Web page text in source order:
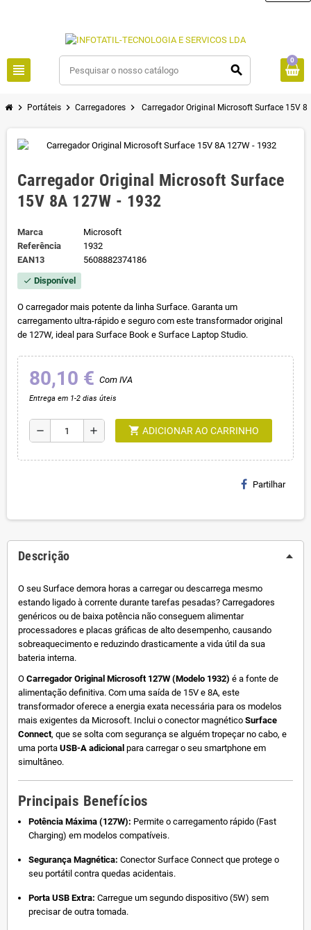
view_headline search
0
chevron_right Portáteis chevron_right Carregadores chevron_right Carregador Original Microsoft Surface 15V
Carregador Original Microsoft Surface
15V 8A 127W - 1932
Marca
Microsoft
Referência
1932
EAN13
5608882374186
check Disponível
O carregador mais potente da linha Surface. Garanta um
carregamento ultra-rápido e seguro com este transformador original
de 127W, ideal para Surface Book e Surface Laptop Studio.
80,10 € Com IVA
Entrega em 1-2 dias úteis
remove add shopping_cart ADICIONAR AO CARRINHO
Partilhar
Descrição
O seu Surface demora horas a carregar ou descarrega mesmo
estando ligado à corrente durante tarefas pesadas? Carregadores
genéricos ou de baixa potência não conseguem alimentar
processadores e placas gráficas de alto desempenho, causando
sobreaquecimento e reduzindo drasticamente a vida útil da sua
bateria interna.
O Carregador Original Microsoft 127W (Modelo 1932) é a fonte de
alimentação definitiva. Com uma saída de 15V e 8A, este
transformador oferece a energia exata necessária para os modelos
mais exigentes da Microsoft. Inclui o conector magnético Surface
Connect, que se solta com segurança se alguém tropeçar no cabo, e
uma porta USB-A adicional para carregar o seu smartphone em
simultâneo.
Principais Benefícios
Potência Máxima (127W): Permite o carregamento rápido (Fast
Charging) em modelos compatíveis.
Segurança Magnética: Conector Surface Connect que protege o
seu portátil contra quedas acidentais.
Porta USB Extra: Carregue um segundo dispositivo (5W) sem
precisar de outra tomada.